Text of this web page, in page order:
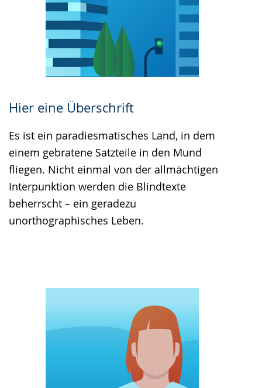
Hier eine Überschrift
Es ist ein paradiesmatisches Land, in dem
einem gebratene Satzteile in den Mund
fliegen. Nicht einmal von der allmächtigen
Interpunktion werden die Blindtexte
beherrscht – ein geradezu
unorthographisches Leben.